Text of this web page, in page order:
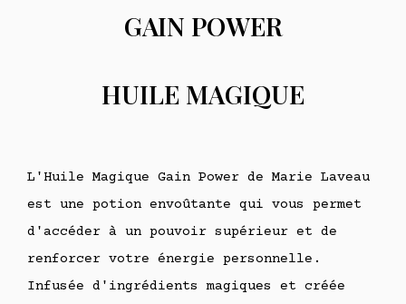
GAIN POWER
HUILE MAGIQUE
L'Huile Magique Gain Power de Marie Laveau
est une potion envoûtante qui vous permet
d'accéder à un pouvoir supérieur et de
renforcer votre énergie personnelle.
Infusée d'ingrédients magiques et créée